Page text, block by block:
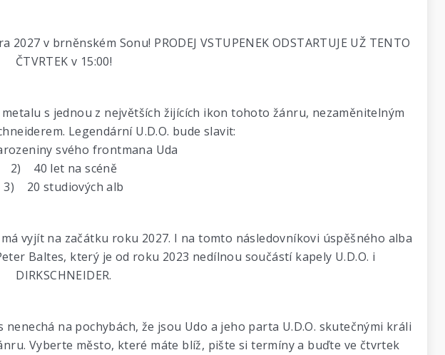
v brněnském Sonu! PRODEJ VSTUPENEK ODSTARTUJE UŽ TENTO
ČTVRTEK v 15:00!
s jednou z největších žijících ikon tohoto žánru, nezaměnitelným
Legendární U.D.O. bude slavit:
svého frontmana Uda
2) 40 let na scéně
3) 20 studiových alb
vyjít na začátku roku 2027. I na tomto následovníkovi úspěšného alba
Baltes, který je od roku 2023 nedílnou součástí kapely U.D.O. i
DIRKSCHNEIDER.
na pochybách, že jsou Udo a jeho parta U.D.O. skutečnými králi
Vyberte město, které máte blíž, pište si termíny a buďte ve čtvrtek